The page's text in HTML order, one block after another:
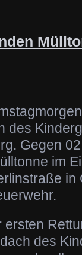
des
Gegen
im
ersten
des